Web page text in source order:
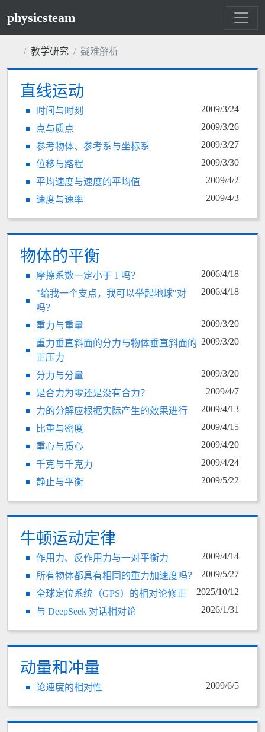
physicsteam
教学研究 疑难解析
直线运动
2009/3/24
时间与时刻
2009/3/26
点与质点
2009/3/27
参考物体、参考系与坐标系
2009/3/30
位移与路程
2009/4/2
平均速度与速度的平均值
2009/4/3
速度与速率
物体的平衡
2006/4/18
摩擦系数一定小于 1 吗？
2006/4/18
"给我一个支点，我可以举起地球"对
吗？
2009/3/20
重力与重量
2009/3/20
重力垂直斜面的分力与物体垂直斜面的
正压力
2009/3/20
分力与分量
2009/4/7
是合力为零还是没有合力？
2009/4/13
力的分解应根据实际产生的效果进行
2009/4/15
比重与密度
2009/4/20
重心与质心
2009/4/24
千克与千克力
2009/5/22
静止与平衡
牛顿运动定律
2009/4/14
作用力、反作用力与一对平衡力
2009/5/27
所有物体都具有相同的重力加速度吗？
2025/10/12
全球定位系统（GPS）的相对论修正
2026/1/31
与 DeepSeek 对话相对论
动量和冲量
2009/6/5
论速度的相对性